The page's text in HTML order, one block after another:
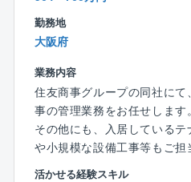
■働き方
〇自分の裁量で全体をスケジ
させることができ、無理なく
ます。
〇仮に土日祝日に出勤した場
替休日を取得することが可能
〇夜間工事の現場も現場専
のでずっと立ち会うことは基
勤務地
大阪府
業務内容
住友商事グループの同社に
事の管理業務をお任せします
その他にも、入居している
や小規模な設備工事等もご
ます。
活かせる経験スキル